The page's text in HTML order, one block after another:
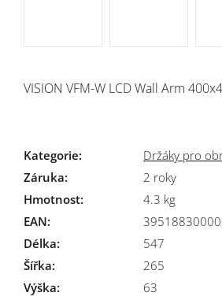
VISION VFM-W LCD Wall Arm
Kategorie:
Držáky pro
Záruka:
2 roky
Hmotnost:
4.3 kg
EAN:
Délka:
547
Šířka:
265
Výška:
63